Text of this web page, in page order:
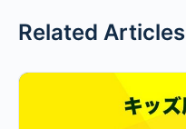
Related Articles